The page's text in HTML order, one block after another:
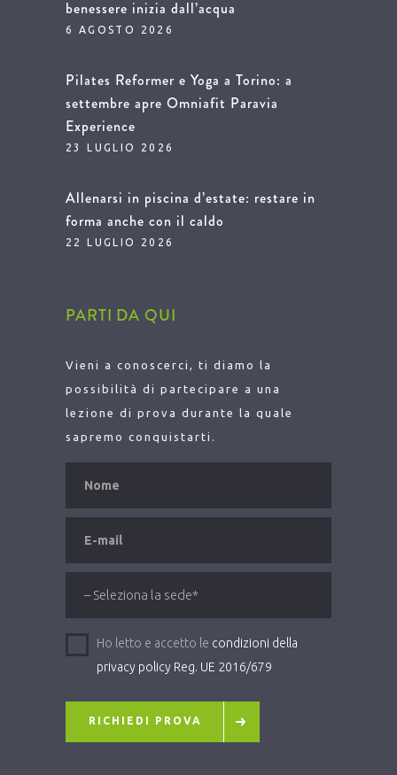
benessere inizia dall’acqua
6 AGOSTO 2026
Pilates Reformer e Yoga a Torino: a
settembre apre Omniafit Paravia
Experience
23 LUGLIO 2026
Allenarsi in piscina d’estate: restare in
forma anche con il caldo
22 LUGLIO 2026
PARTI DA QUI
Vieni a conoscerci, ti diamo la
possibilità di partecipare a una
lezione di prova durante la quale
sapremo conquistarti.
Ho letto e accetto le condizioni della
privacy policy Reg. UE 2016/679
RICHIEDI PROVA